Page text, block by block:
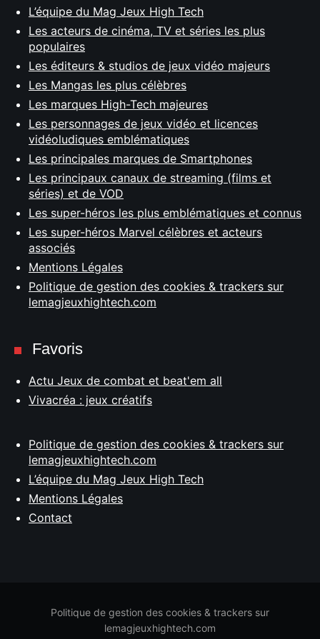
L’équipe du Mag Jeux High Tech
Les acteurs de cinéma, TV et séries les plus
populaires
Les éditeurs & studios de jeux vidéo majeurs
Les Mangas les plus célèbres
Les marques High-Tech majeures
Les personnages de jeux vidéo et licences
vidéoludiques emblématiques
Les principales marques de Smartphones
Les principaux canaux de streaming (films et
séries) et de VOD
Les super-héros les plus emblématiques et connus
Les super-héros Marvel célèbres et acteurs
associés
Mentions Légales
Politique de gestion des cookies & trackers sur
lemagjeuxhightech.com
Favoris
Actu Jeux de combat et beat'em all
Vivacréa : jeux créatifs
Politique de gestion des cookies & trackers sur
lemagjeuxhightech.com
L’équipe du Mag Jeux High Tech
Mentions Légales
Contact
Politique de gestion des cookies & trackers sur
lemagjeuxhightech.com